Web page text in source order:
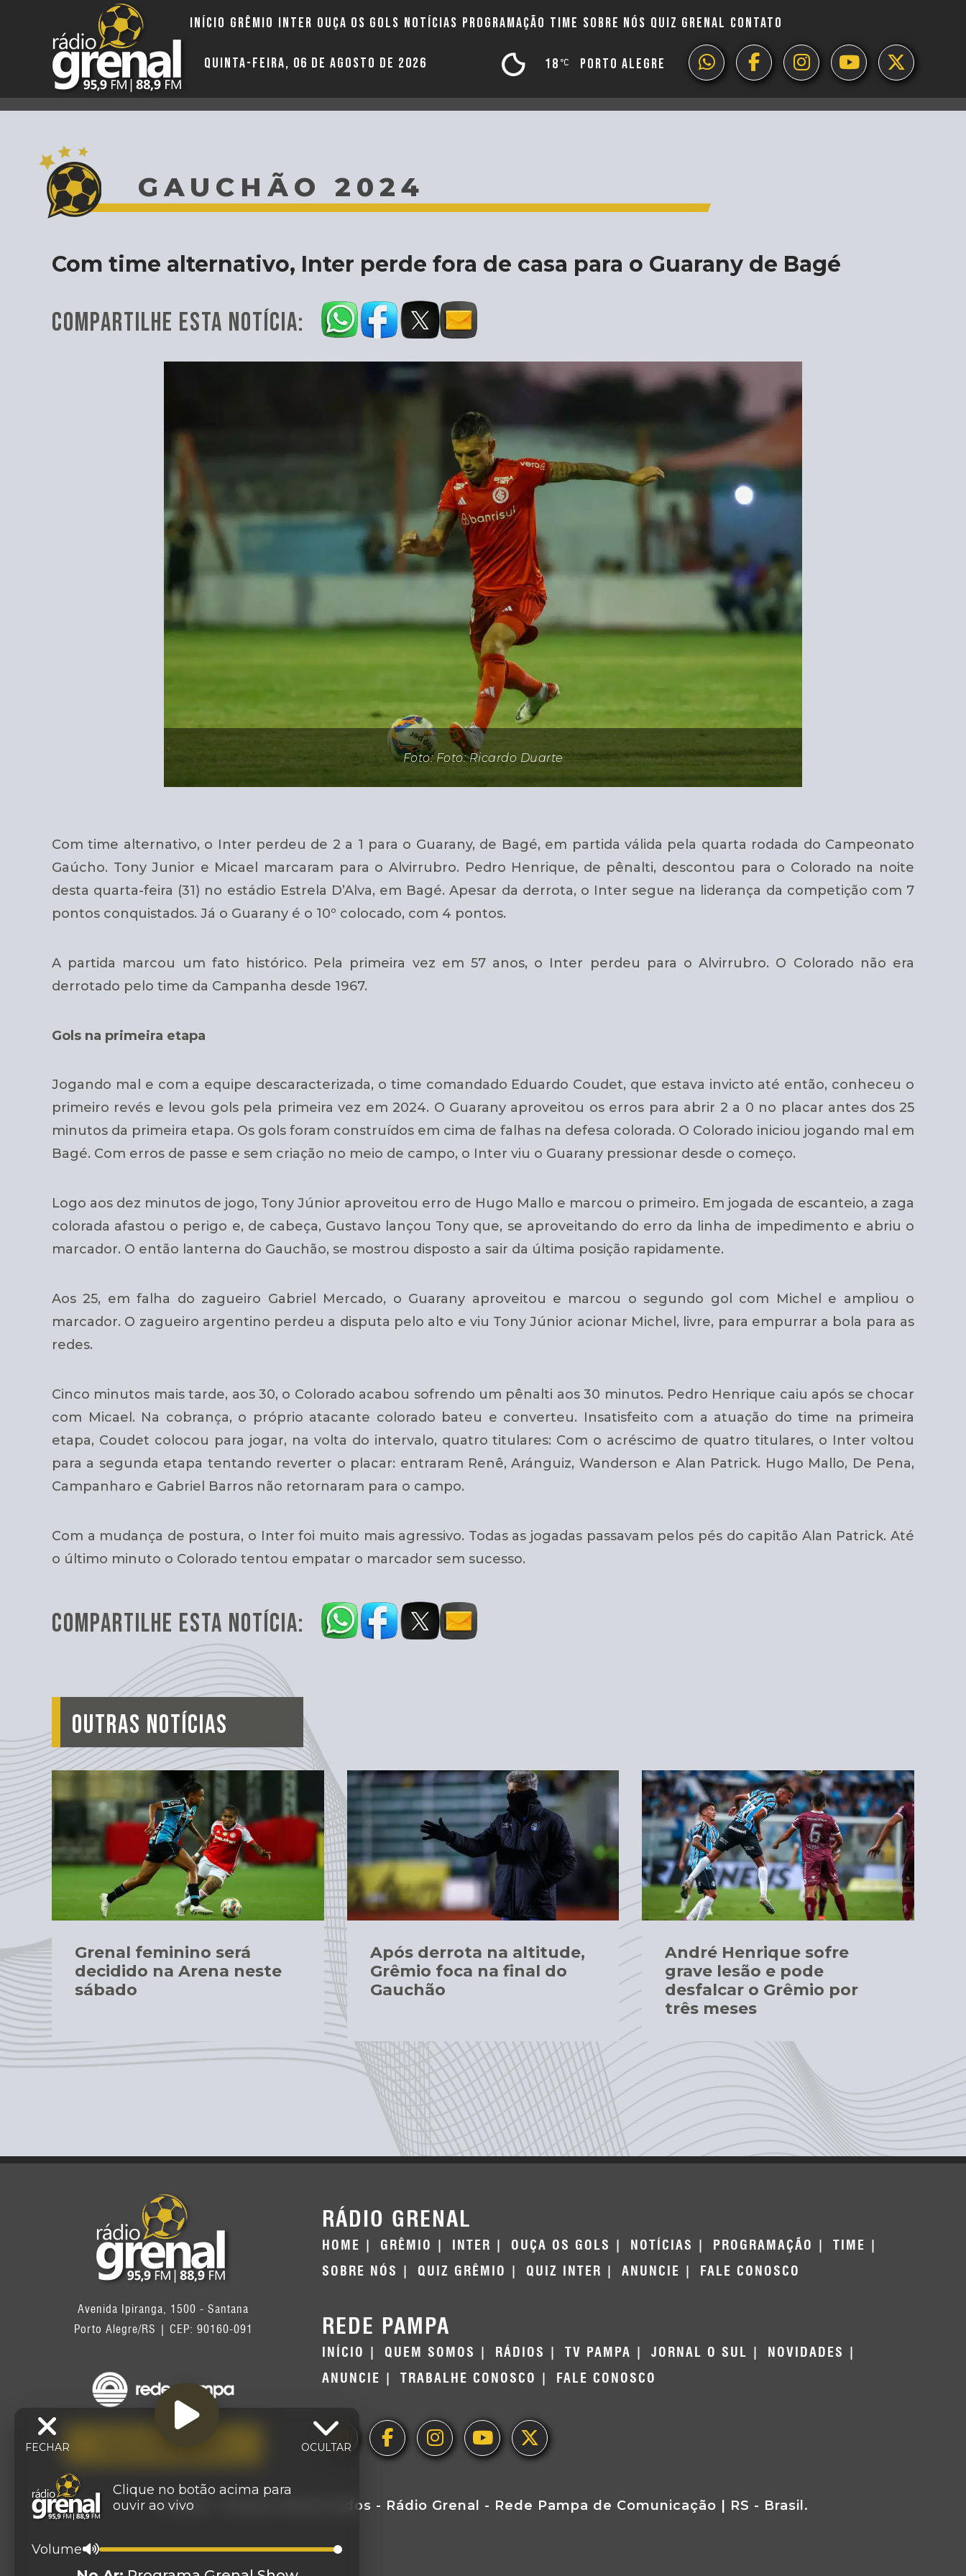
INÍCIO GRÊMIO INTER OUÇA OS GOLS NOTÍCIAS PROGRAMAÇÃO TIME SOBRE NÓS QUIZ GRENAL CONTATO
QUINTA-FEIRA, 06 DE AGOSTO DE 2026 PORTO ALEGRE
18
GAUCHÃO 2024
Com time alternativo, Inter perde fora de casa para o Guarany de Bagé
COMPARTILHE ESTA NOTÍCIA:
Foto: Foto: Ricardo Duarte
Com time alternativo, o Inter perdeu de 2 a 1 para o Guarany, de Bagé, em partida válida pela quarta rodada do Campeonato
Gaúcho. Tony Junior e Micael marcaram para o Alvirrubro. Pedro Henrique, de pênalti, descontou para o Colorado na noite
desta quarta-feira (31) no estádio Estrela D’Alva, em Bagé. Apesar da derrota, o Inter segue na liderança da competição com 7
pontos conquistados. Já o Guarany é o 10º colocado, com 4 pontos.
A partida marcou um fato histórico. Pela primeira vez em 57 anos, o Inter perdeu para o Alvirrubro. O Colorado não era
derrotado pelo time da Campanha desde 1967.
Gols na primeira etapa
Jogando mal e com a equipe descaracterizada, o time comandado Eduardo Coudet, que estava invicto até então, conheceu o
primeiro revés e levou gols pela primeira vez em 2024. O Guarany aproveitou os erros para abrir 2 a 0 no placar antes dos 25
minutos da primeira etapa. Os gols foram construídos em cima de falhas na defesa colorada. O Colorado iniciou jogando mal em
Bagé. Com erros de passe e sem criação no meio de campo, o Inter viu o Guarany pressionar desde o começo.
Logo aos dez minutos de jogo, Tony Júnior aproveitou erro de Hugo Mallo e marcou o primeiro. Em jogada de escanteio, a zaga
colorada afastou o perigo e, de cabeça, Gustavo lançou Tony que, se aproveitando do erro da linha de impedimento e abriu o
marcador. O então lanterna do Gauchão, se mostrou disposto a sair da última posição rapidamente.
Aos 25, em falha do zagueiro Gabriel Mercado, o Guarany aproveitou e marcou o segundo gol com Michel e ampliou o
marcador. O zagueiro argentino perdeu a disputa pelo alto e viu Tony Júnior acionar Michel, livre, para empurrar a bola para as
redes.
Cinco minutos mais tarde, aos 30, o Colorado acabou sofrendo um pênalti aos 30 minutos. Pedro Henrique caiu após se chocar
com Micael. Na cobrança, o próprio atacante colorado bateu e converteu. Insatisfeito com a atuação do time na primeira
etapa, Coudet colocou para jogar, na volta do intervalo, quatro titulares: Com o acréscimo de quatro titulares, o Inter voltou
para a segunda etapa tentando reverter o placar: entraram Renê, Aránguiz, Wanderson e Alan Patrick. Hugo Mallo, De Pena,
Campanharo e Gabriel Barros não retornaram para o campo.
Com a mudança de postura, o Inter foi muito mais agressivo. Todas as jogadas passavam pelos pés do capitão Alan Patrick. Até
o último minuto o Colorado tentou empatar o marcador sem sucesso.
COMPARTILHE ESTA NOTÍCIA:
OUTRAS NOTÍCIAS
Grenal feminino será
decidido na Arena neste
sábado
Após derrota na altitude,
Grêmio foca na final do
Gauchão
André Henrique sofre
grave lesão e pode
desfalcar o Grêmio por
três meses
Avenida Ipiranga, 1500 - Santana
Porto Alegre/RS | CEP: 90160-091
RÁDIO GRENAL
HOME GRÊMIO INTER OUÇA OS GOLS NOTÍCIAS PROGRAMAÇÃO
TIME
SOBRE NÓS
QUIZ GRÊMIO QUIZ INTER ANUNCIE FALE CONOSCO
REDE PAMPA
INÍCIO QUEM SOMOS RÁDIOS TV PAMPA JORNAL O SUL
NOVIDADES
ANUNCIE
TRABALHE CONOSCO FALE CONOSCO
© 2026 - Direitos Reservados - Rádio Grenal - Rede Pampa de Comunicação | RS - Brasil.
OCULTAR
FECHAR
Clique no botão acima para
ouvir ao vivo
Volume